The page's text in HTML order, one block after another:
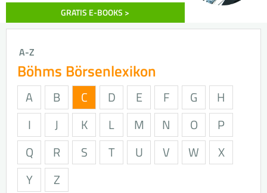
GRATIS E-BOOKS >
A-Z
Böhms Börsenlexikon
A B C D E F G
H
I
J K L M N O
P
Q
R S T U V W
X
Y
Z